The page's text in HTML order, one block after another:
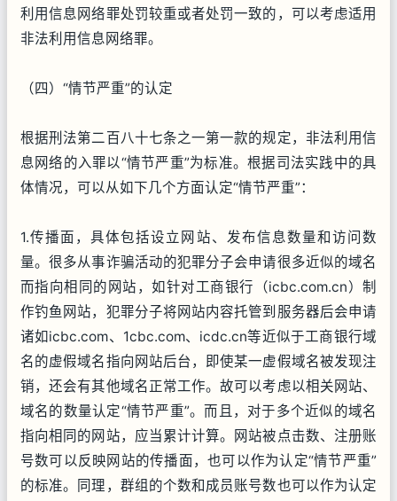
利用信息网络罪处罚较重或者处罚一致的，可以考虑适用
非法利用信息网络罪。
（四）“情节严重”的认定
根据刑法第二百八十七条之一第一款的规定，非法利用信
息网络的入罪以“情节严重”为标准。根据司法实践中的具
体情况，可以从如下几个方面认定“情节严重”：
1.传播面，具体包括设立网站、发布信息数量和访问数
量。很多从事诈骗活动的犯罪分子会申请很多近似的域名
而指向相同的网站，如针对工商银行（icbc.com.cn）制
作钓鱼网站，犯罪分子将网站内容托管到服务器后会申请
诸如icbc.com、1cbc.com、icdc.cn等近似于工商银行域
名的虚假域名指向网站后台，即使某一虚假域名被发现注
销，还会有其他域名正常工作。故可以考虑以相关网站、
域名的数量认定“情节严重”。而且，对于多个近似的域名
指向相同的网站，应当累计计算。网站被点击数、注册账
号数可以反映网站的传播面，也可以作为认定“情节严重”
的标准。同理，群组的个数和成员账号数也可以作为认定